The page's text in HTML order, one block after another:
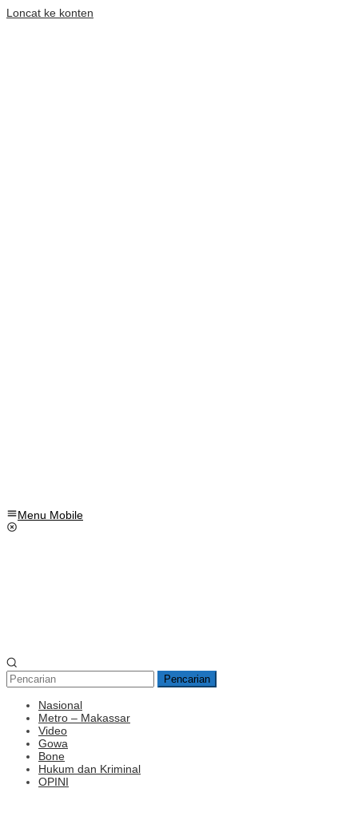
Loncat ke konten
Menu Mobile
Pencarian
Nasional
Metro – Makassar
Video
Gowa
Bone
Hukum dan Kriminal
OPINI